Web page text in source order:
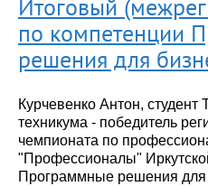
Итоговый
по компетенции
решения для
Курчевенко Антон, студент
техникума - победитель
чемпионата по
"Профессионалы"
Программные решения для